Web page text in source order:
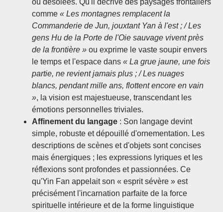
ou désolées. Qu'il décrive des paysages frontaliers
comme « Les montagnes remplacent la
Commanderie de Jun, jouxtant Yan à l'est ; / Les
gens Hu de la Porte de l'Oie sauvage vivent près
de la frontière » ou exprime le vaste soupir envers
le temps et l'espace dans « La grue jaune, une fois
partie, ne revient jamais plus ; / Les nuages
blancs, pendant mille ans, flottent encore en vain
», la vision est majestueuse, transcendant les
émotions personnelles triviales.
Affinement du langage : Son langage devint
simple, robuste et dépouillé d'ornementation. Les
descriptions de scènes et d'objets sont concises
mais énergiques ; les expressions lyriques et les
réflexions sont profondes et passionnées. Ce
qu'Yin Fan appelait son « esprit sévère » est
précisément l'incarnation parfaite de la force
spirituelle intérieure et de la forme linguistique